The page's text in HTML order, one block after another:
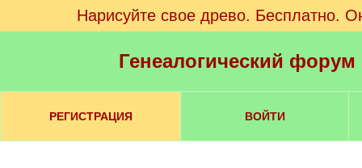
Нарисуйте свое древо. Бесплатно.
Генеалогический
РЕГИСТРАЦИЯ ВОЙТИ